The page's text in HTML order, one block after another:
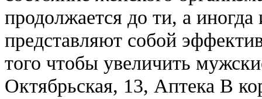
продолжается до ти, а
представляют собой
того чтобы увеличить
Октябрьская, 13, Аптека В